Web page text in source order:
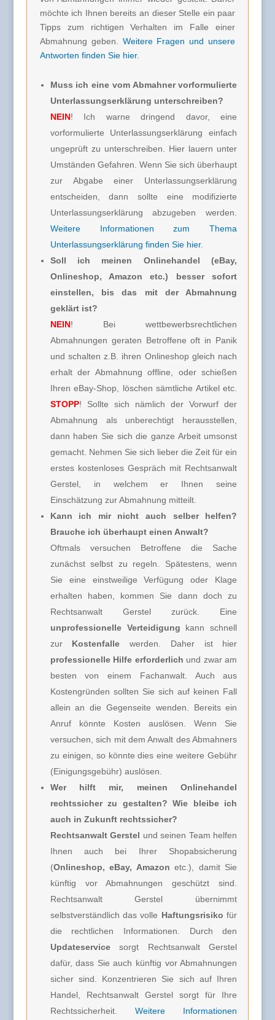
möchte ich Ihnen bereits an dieser Stelle ein paar
Tipps zum richtigen Verhalten im Falle einer
Abmahnung geben. Weitere Fragen und unsere
Antworten finden Sie hier.
Muss ich eine vom Abmahner vorformulierte
Unterlassungserklärung unterschreiben?
NEIN! Ich warne dringend davor, eine
vorformulierte Unterlassungserklärung einfach
ungeprüft zu unterschreiben. Hier lauern unter
Umständen Gefahren. Wenn Sie sich überhaupt
zur Abgabe einer Unterlassungserklärung
entscheiden, dann sollte eine modifizierte
Unterlassungserklärung abzugeben werden.
Weitere Informationen zum Thema
Unterlassungserklärung finden Sie hier.
Soll ich meinen Onlinehandel (eBay,
Onlineshop, Amazon etc.) besser sofort
einstellen, bis das mit der Abmahnung
geklärt ist?
NEIN! Bei wettbewerbsrechtlichen
Abmahnungen geraten Betroffene oft in Panik
und schalten z.B. ihren Onlineshop gleich nach
erhalt der Abmahnung offline, oder schießen
Ihren eBay-Shop, löschen sämtliche Artikel etc.
STOPP! Sollte sich nämlich der Vorwurf der
Abmahnung als unberechtigt herausstellen,
dann haben Sie sich die ganze Arbeit umsonst
gemacht. Nehmen Sie sich lieber die Zeit für ein
erstes kostenloses Gespräch mit Rechtsanwalt
Gerstel, in welchem er Ihnen seine
Einschätzung zur Abmahnung mitteilt.
Kann ich mir nicht auch selber helfen?
Brauche ich überhaupt einen Anwalt?
Oftmals versuchen Betroffene die Sache
zunächst selbst zu regeln. Spätestens, wenn
Sie eine einstweilige Verfügung oder Klage
erhalten haben, kommen Sie dann doch zu
Rechtsanwalt Gerstel zurück. Eine
unprofessionelle Verteidigung kann schnell
zur Kostenfalle werden. Daher ist hier
professionelle Hilfe erforderlich und zwar am
besten von einem Fachanwalt. Auch aus
Kostengründen sollten Sie sich auf keinen Fall
allein an die Gegenseite wenden. Bereits ein
Anruf könnte Kosten auslösen. Wenn Sie
versuchen, sich mit dem Anwalt des Abmahners
zu einigen, so könnte dies eine weitere Gebühr
(Einigungsgebühr) auslösen.
Wer hilft mir, meinen Onlinehandel
rechtssicher zu gestalten? Wie bleibe ich
auch in Zukunft rechtssicher?
Rechtsanwalt Gerstel und seinen Team helfen
Ihnen auch bei Ihrer Shopabsicherung
(Onlineshop, eBay, Amazon etc.), damit Sie
künftig vor Abmahnungen geschützt sind.
Rechtsanwalt Gerstel übernimmt
selbstverständlich das volle Haftungsrisiko für
die rechtlichen Informationen. Durch den
Updateservicesorgt Rechtsanwalt Gerstel
dafür, dass Sie auch künftig vor Abmahnungen
sicher sind. Konzentrieren Sie sich auf Ihren
Handel, Rechtsanwalt Gerstel sorgt für Ihre
Rechtssicherheit. Weitere Informationen